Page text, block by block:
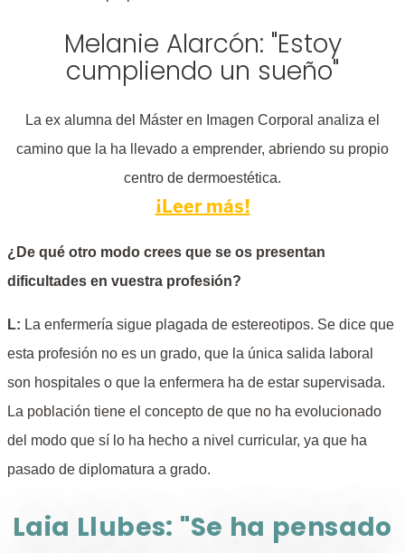
Melanie Alarcón: "Estoy
cumpliendo un sueño"
La ex alumna del Máster en Imagen Corporal analiza el
camino que la ha llevado a emprender, abriendo su propio
centro de dermoestética.
¡Leer más!
¿De qué otro modo crees que se os presentan
dificultades en vuestra profesión?
L: La enfermería sigue plagada de estereotipos. Se dice que
esta profesión no es un grado, que la única salida laboral
son hospitales o que la enfermera ha de estar supervisada.
La población tiene el concepto de que no ha evolucionado
del modo que sí lo ha hecho a nivel curricular, ya que ha
pasado de diplomatura a grado.
Laia Llubes: "Se ha pensado